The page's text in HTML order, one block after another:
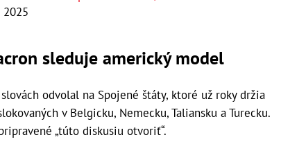
2025
sleduje americký model
odvolal na Spojené štáty, ktoré už roky držia
v Belgicku, Nemecku, Taliansku a Turecku.
„túto diskusiu otvoriť“.